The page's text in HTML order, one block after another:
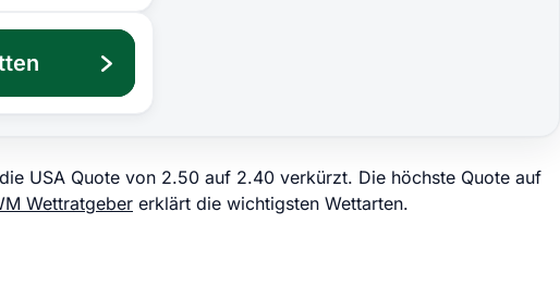
USA Quote von 2.50 auf 2.40 verkürzt. Die höchste Quote auf
Wettratgeber erklärt die wichtigsten Wettarten.